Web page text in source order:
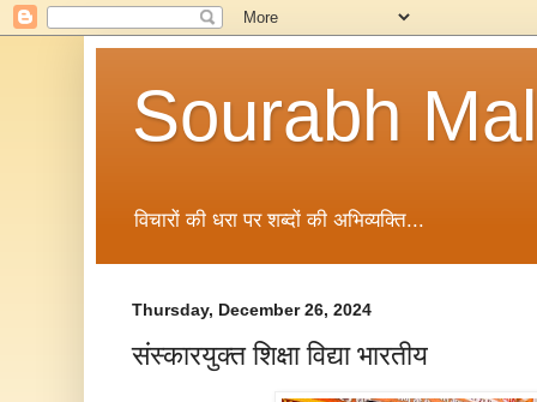
Sourabh
विचारों की धरा पर शब्दों की अभिव्यक्ति...
Thursday, December 26, 2024
संस्कारयुक्त शिक्षा विद्या भारतीय